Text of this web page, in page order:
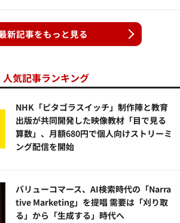
新記事をもっと見る
人気記事ランキング
NHK「ピタゴラスイッチ」制作陣と教育
出版が共同開発した映像教材「目で見る
算数」、月額680円で個人向けストリーミ
ング配信を開始
バリューコマース、AI検索時代の「Narra
tive Marketing」を提唱 需要は「刈り取
る」から「生成する」時代へ